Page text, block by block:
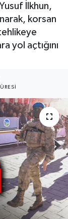
İlkhun,
korsan
yol açtığını